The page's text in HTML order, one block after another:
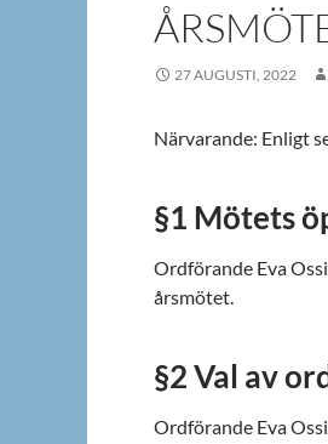
27 AUGUSTI, 2022
Närvarande: Enligt
§1 Mötets
Ordförande Eva
årsmötet.
§2 Val av
Ordförande Eva